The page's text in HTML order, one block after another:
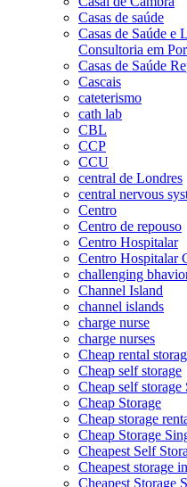
Casas de saúde
Casas de Saúde e
Consultoria em
Casas de Saúde
Cascais
cateterismo
cath lab
CBL
CCP
CCU
central de Londres
central nervous
Centro
Centro de repouso
Centro Hospitalar
Centro Hospitalar
challenging
Channel Island
channel islands
charge nurse
charge nurses
Cheap rental
Cheap self storage
Cheap self storage
Cheap Storage
Cheap storage
Cheap Storage
Cheapest Self
Cheapest storage
Cheapest Storage